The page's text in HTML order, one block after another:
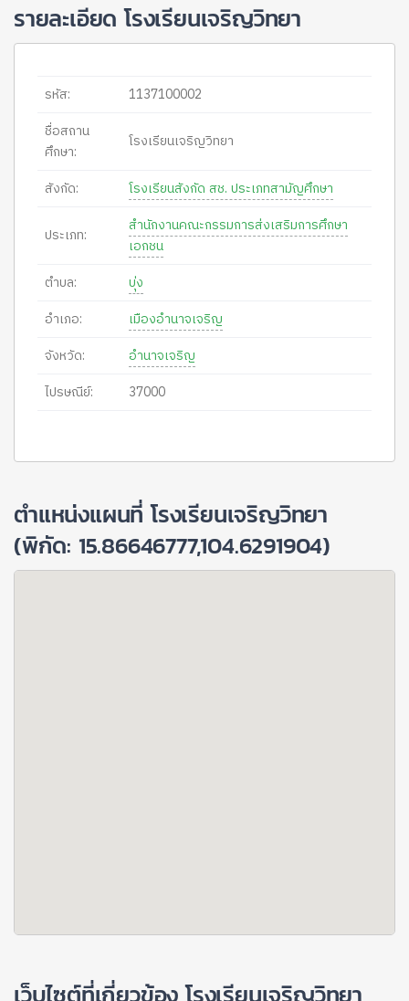
รายละเอียด โรงเรียนเจริญวิทยา
รหัส:
1137100002
ชื่อสถาน
ศึกษา:
โรงเรียนเจริญวิทยา
สังกัด: โรงเรียนสังกัด สช. ประเภทสามัญศึกษา
ประเภท:
สำนักงานคณะกรรมการส่งเสริมการศึกษา
เอกชน
ตำบล:
บุ่ง
อำเภอ:
เมืองอำนาจเจริญ
จังหวัด:
อำนาจเจริญ
ไปรษณีย์:
37000
ตำแหน่งแผนที่ โรงเรียนเจริญวิทยา
(พิกัด: 15.86646777,104.6291904)